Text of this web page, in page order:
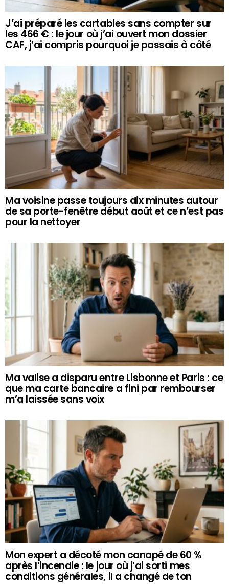
J’ai préparé les cartables sans compter sur
les 466 € : le jour où j’ai ouvert mon dossier
CAF, j’ai compris pourquoi je passais à côté
Ma voisine passe toujours dix minutes autour
de sa porte-fenêtre début août et ce n’est pas
pour la nettoyer
Ma valise a disparu entre Lisbonne et Paris : ce
que ma carte bancaire a fini par rembourser
m’a laissée sans voix
Mon expert a décoté mon canapé de 60 %
après l’incendie : le jour où j’ai sorti mes
conditions générales, il a changé de ton